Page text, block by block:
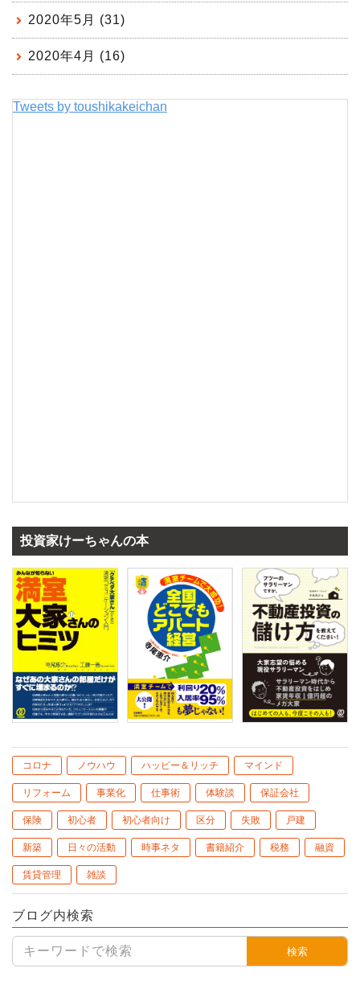
2020年5月 (31)
2020年4月 (16)
Tweets by toushikakeichan
投資家けーちゃんの本
コロナ ノウハウ ハッピー＆リッチ マインド
リフォーム 事業化 仕事術 体験談 保証会社
保険 初心者 初心者向け 区分 失敗 戸建
新築 日々の活動 時事ネタ 書籍紹介 税務 融資
賃貸管理 雑談
ブログ内検索
検索